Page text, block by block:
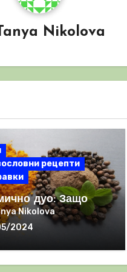
Nikolova
рецепти
дуо: Защо
и ЧЕРНИЯ
са мощна
Nikolova
2024